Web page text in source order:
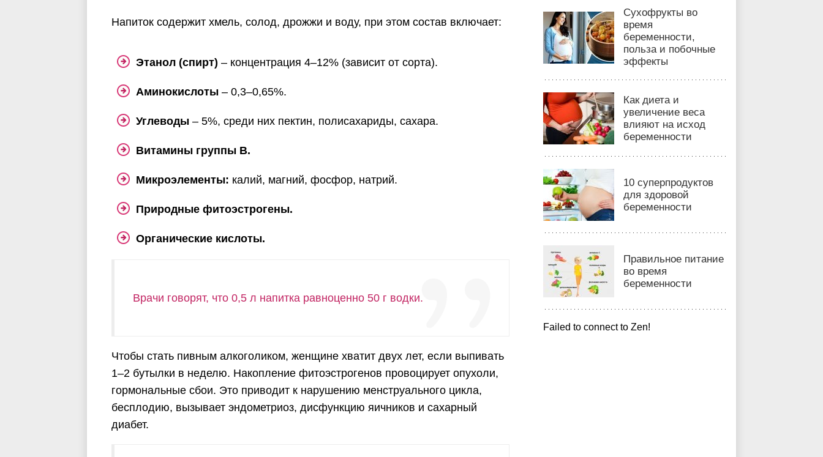
Напиток содержит хмель, солод, дрожжи и воду, при этом состав включает:
Этанол (спирт) – концентрация 4–12% (зависит от сорта).
Аминокислоты – 0,3–0,65%.
Углеводы – 5%, среди них пектин, полисахариды, сахара.
Витамины группы В.
Микроэлементы: калий, магний, фосфор, натрий.
Природные фитоэстрогены.
Органические кислоты.
Врачи говорят, что 0,5 л напитка равноценно 50 г водки.
Чтобы стать пивным алкоголиком, женщине хватит двух лет, если выпивать
1–2 бутылки в неделю. Накопление фитоэстрогенов провоцирует опухоли,
гормональные сбои. Это приводит к нарушению менструального цикла,
бесплодию, вызывает эндометриоз, дисфункцию яичников и сахарный
диабет.
Сухофрукты во
время
беременности,
польза и побочные
эффекты
Как диета и
увеличение веса
влияют на исход
беременности
10 суперпродуктов
для здоровой
беременности
Правильное питание
во время
беременности
Failed to connect to Zen!